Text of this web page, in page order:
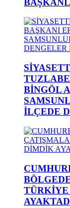
BİNGÖL
İLÇEDE